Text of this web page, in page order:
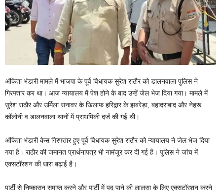
अंकिता भंडारी मामले में भाजपा के पूर्व विधायक सुरेश राठौर को डालनवाला पुलिस ने
गिरफ्तार कर था। आज न्यायालय में पेश होने के बाद उन्हें जेल भेज दिया गया। मामले में
सुरेश राठौर और उर्मिला सनावर के खिलाफ हरिद्वार के झबरेड़ा, बहादराबाद और नेहरू
कॉलोनी व डालनवाला थानों में प्राथमिकी दर्ज की गई थी।
अंकिता भंडारी केस गिरफ्तार हुए पूर्व विधायक सुरेश राठौर को न्यायालय ने जेल भेज दिया
गया है। राठौर की जमानत प्रार्थनापत्र भी नामंजूर कर दी गई है। पुलिस ने जांच में
एक्सटॉरशन की धारा बढ़ाई है।
पार्टी से निष्कासन समाप्त करने और पार्टी में पद पाने की लालसा के लिए एक्सटॉरशन करने